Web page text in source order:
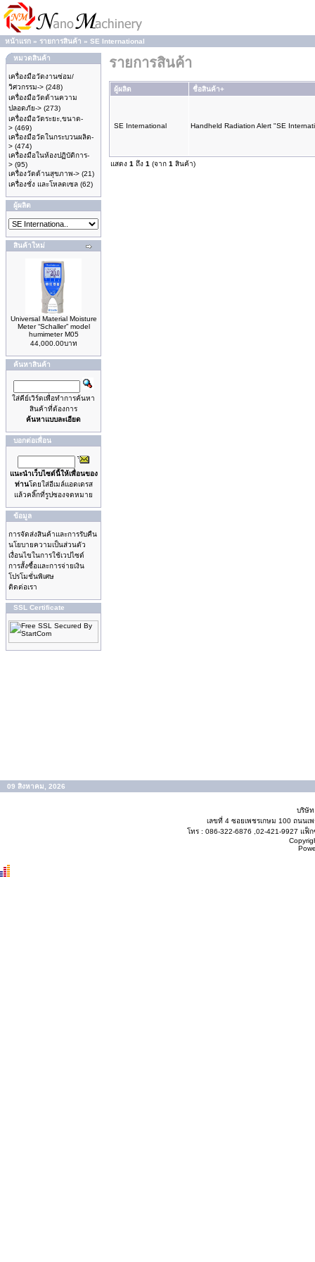
หน้าแรก » รายการสินค้า » SE International
หมวดสินค้า
เครื่องมือวัดงานซ่อม/
วิศวกรรม-> (248)
เครื่องมือวัดด้านความ
ปลอดภัย-> (273)
เครื่องมือวัดระยะ,ขนาด-
> (469)
เครื่องมือวัดในกระบวนผลิต-
> (474)
เครื่องมือในห้องปฏิบัติการ-
> (95)
เครื่องวัดด้านสุขภาพ-> (21)
เครื่องชั่ง และโหลดเซล (62)
ผู้ผลิต
สินค้าใหม่
Universal Material Moisture
Meter “Schaller” model
humimeter M05
44,000.00บาท
ค้นหาสินค้า
ใส่คีย์เวิร์ดเพื่อทำการค้นหา
สินค้าที่ต้องการ
ค้นหาแบบละเอียด
บอกต่อเพื่อน
แนะนำเว็บไซด์นี้ให้เพื่อนของ
ท่านโดยใส่อีเมล์แอดเดรส
แล้วคลิ๊กที่รูปซองจดหมาย
ข้อมูล
การจัดส่งสินค้าและการรับคืน
นโยบายความเป็นส่วนตัว
เงื่อนไขในการใช้เวปไซด์
การสั้งซื้อและการจ่ายเงิน
โปรโมชั่นพิเศษ
ติดต่อเรา
SSL Certificate
รายการสินค้า
ผู้ผลิต ชื่อสินค้า+
SE International Handheld Radiation Alert "SE
แสดง 1 ถึง 1 (จาก 1 สินค้า)
09 สิงหาคม, 2026
บริษั
เลขที่ 4 ซอยเพชรเกษม 100 ถนนเ
โทร : 086-322-6876 ,02-421-9927 แฟ็